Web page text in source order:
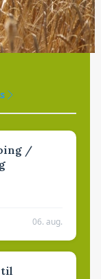
/
06. aug.
til